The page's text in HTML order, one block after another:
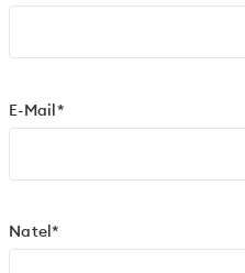
E-Mail*
Natel*